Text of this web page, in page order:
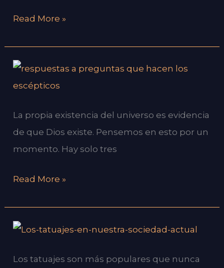
que
es
realmente
Read More »
La propia existencia del universo es evidencia
de que Dios existe. Pensemos en esto por un
momento. Hay solo tres
¿Qué
evidencia
usted
de
que
Read More »
Los tatuajes son más populares que nunca
¿ACEPTA
LOS